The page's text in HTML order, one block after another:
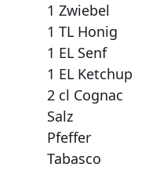
1 Zwiebel
1 TL Honig
1 EL Senf
1 EL Ketchup
2 cl Cognac
Salz
Pfeffer
Tabasco